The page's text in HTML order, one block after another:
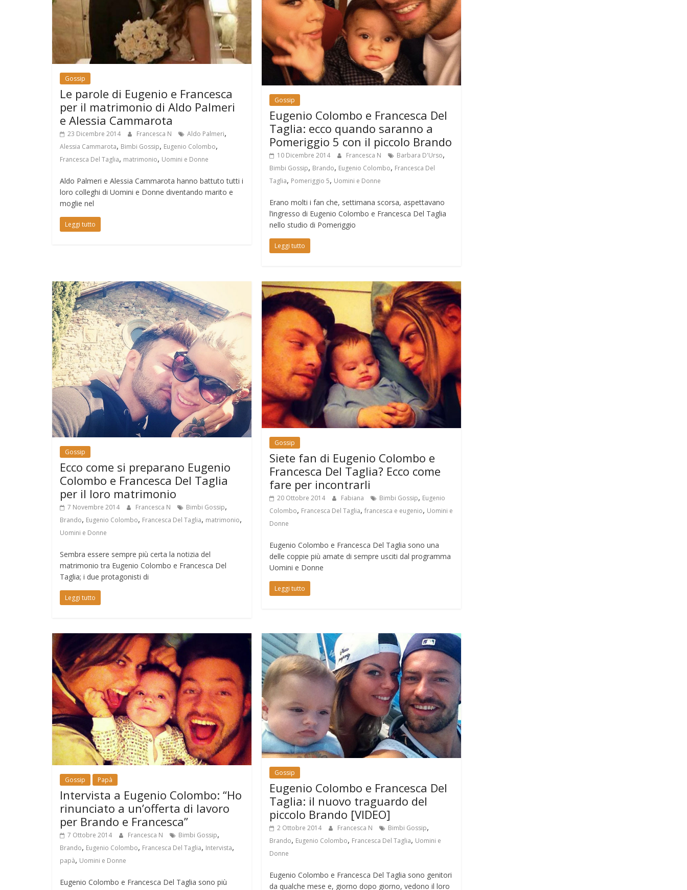
Gossip
Le parole di Eugenio e Francesca
per il matrimonio di Aldo Palmeri
e Alessia Cammarota
23 Dicembre 2014 Francesca N Aldo Palmeri,
Alessia Cammarota, Bimbi Gossip, Eugenio Colombo,
Francesca Del Taglia, matrimonio, Uomini e Donne
Aldo Palmeri e Alessia Cammarota hanno battuto tutti i
loro colleghi di Uomini e Donne diventando marito e
moglie nel
Leggi tutto
Gossip
Eugenio Colombo e Francesca Del
Taglia: ecco quando saranno a
Pomeriggio 5 con il piccolo Brando
10 Dicembre 2014 Francesca N Barbara D'Urso,
Bimbi Gossip, Brando, Eugenio Colombo, Francesca Del
Taglia, Pomeriggio 5, Uomini e Donne
Erano molti i fan che, settimana scorsa, aspettavano
l’ingresso di Eugenio Colombo e Francesca Del Taglia
nello studio di Pomeriggio
Leggi tutto
Gossip
Ecco come si preparano Eugenio
Colombo e Francesca Del Taglia
per il loro matrimonio
7 Novembre 2014 Francesca N Bimbi Gossip,
Brando, Eugenio Colombo, Francesca Del Taglia, matrimonio,
Uomini e Donne
Sembra essere sempre più certa la notizia del
matrimonio tra Eugenio Colombo e Francesca Del
Taglia; i due protagonisti di
Leggi tutto
Gossip
Siete fan di Eugenio Colombo e
Francesca Del Taglia? Ecco come
fare per incontrarli
20 Ottobre 2014 Fabiana Bimbi Gossip, Eugenio
Colombo, Francesca Del Taglia,francesca e eugenio, Uomini e
Donne
Eugenio Colombo e Francesca Del Taglia sono una
delle coppie più amate di sempre usciti dal programma
Uomini e Donne
Leggi tutto
Gossip Papà
Intervista a Eugenio Colombo: “Ho
rinunciato a un’offerta di lavoro
per Brando e Francesca”
7 Ottobre 2014 Francesca N Bimbi Gossip,
Brando, Eugenio Colombo, Francesca Del Taglia, Intervista,
papà, Uomini e Donne
Eugenio Colombo e Francesca Del Taglia sono più
Gossip
Eugenio Colombo e Francesca Del
Taglia: il nuovo traguardo del
piccolo Brando [VIDEO]
2 Ottobre 2014 Francesca N Bimbi Gossip,
Brando, Eugenio Colombo, Francesca Del Taglia, Uomini e
Donne
Eugenio Colombo e Francesca Del Taglia sono genitori
da qualche mese e, giorno dopo giorno, vedono il loro